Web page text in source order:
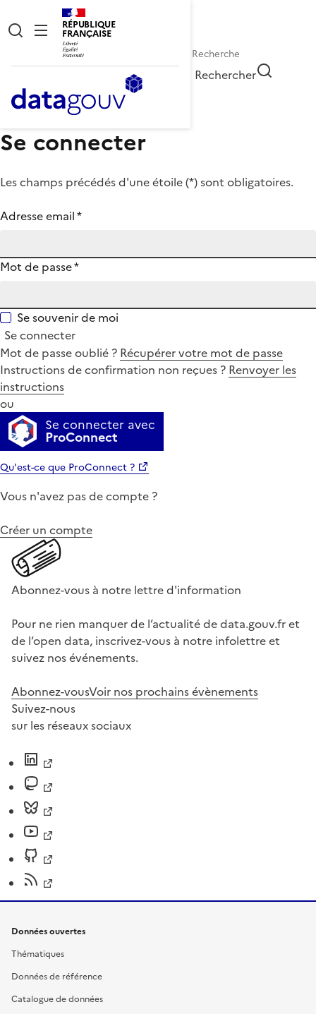
RÉPUBLIQUE
FRANÇAISE
Rechercher
Se connecter
Les champs précédés d'une étoile (*) sont obligatoires.
Adresse email*
Mot de passe*
Se souvenir de moi
Se connecter
Mot de passe oublié ? Récupérer votre mot de passe
Instructions de confirmation non reçues ? Renvoyer les
instructions
ou
Se connecter avec
ProConnect
Qu'est-ce que ProConnect ?
Vous n'avez pas de compte ?
Créer un compte
Abonnez-vous à notre lettre d'information
Pour ne rien manquer de l’actualité de data.gouv.fr et
de l’open data, inscrivez-vous à notre infolettre et
suivez nos événements.
Abonnez-vousVoir nos prochains évènements
Suivez-nous
sur les réseaux sociaux
Données ouvertes
Thématiques
Données de référence
Catalogue de données